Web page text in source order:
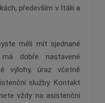
především v Itálii a
měli mít sjednané
dobře nastavené
výlohy, úraz včetně
služby. Kontakt
vždy na asistenční